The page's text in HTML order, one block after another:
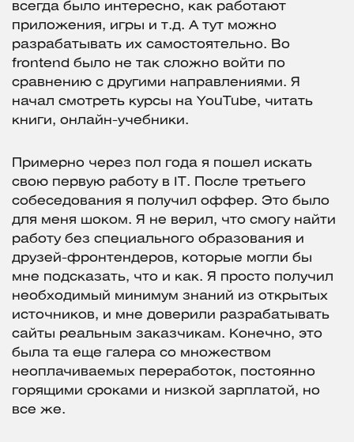
всегда было интересно, как работают
приложения, игры и т.д. А тут можно
разрабатывать их самостоятельно. Во
frontend было не так сложно войти по
сравнению с другими направлениями. Я
начал смотреть курсы на YouTube, читать
книги, онлайн-учебники.
Примерно через пол года я пошел искать
свою первую работу в IT. После третьего
собеседования я получил оффер. Это было
для меня шоком. Я не верил, что смогу найти
работу без специального образования и
друзей-фронтендеров, которые могли бы
мне подсказать, что и как. Я просто получил
необходимый минимум знаний из открытых
источников, и мне доверили разрабатывать
сайты реальным заказчикам. Конечно, это
была та еще галера со множеством
неоплачиваемых переработок, постоянно
горящими сроками и низкой зарплатой, но
все же.